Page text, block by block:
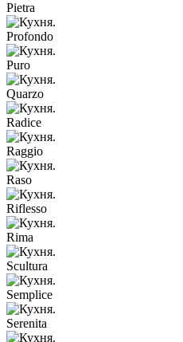
Pietra
Profondo
Puro
Quarzo
Radice
Raggio
Raso
Riflesso
Rima
Scultura
Semplice
Serenita